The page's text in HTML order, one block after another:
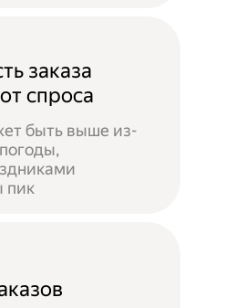
заказа
спроса
быть выше из-
пик